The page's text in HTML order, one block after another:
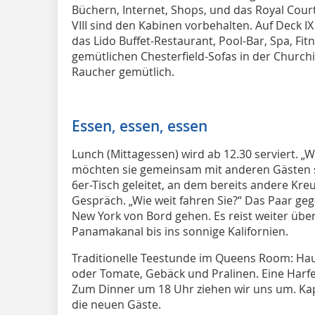
Büchern, Internet, Shops, und das Royal
VIII sind den Kabinen vorbehalten. Auf Deck
das Lido Buffet-Restaurant, Pool-Bar, Spa,
gemütlichen Chesterfield-Sofas in der
Raucher gemütlich.
Essen, essen, essen
Lunch (Mittagessen) wird ab 12.30 serviert.
möchten sie gemeinsam mit anderen Gästen
6er-Tisch geleitet, an dem bereits andere
Gespräch. „Wie weit fahren Sie?“ Das Paar
New York von Bord gehen. Es reist weiter
Panamakanal bis ins sonnige Kalifornien.
Traditionelle Teestunde im Queens Room:
oder Tomate, Gebäck und Pralinen. Eine
Zum Dinner um 18 Uhr ziehen wir uns um.
die neuen Gäste.